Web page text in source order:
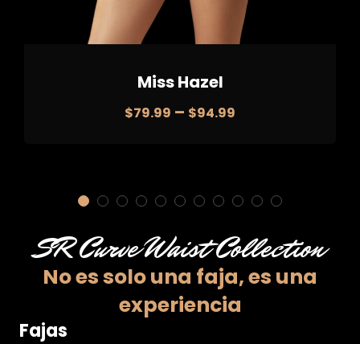
Miss Hazel
$79.99 – $94.99
SR Curve Waist Collection
No es solo una faja,es una
experiencia
Fajas